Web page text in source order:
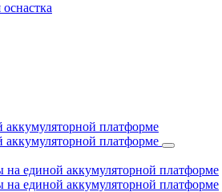
аккумуляторной платформе
аккумуляторной платформе
единой аккумуляторной платформе
единой аккумуляторной платформе